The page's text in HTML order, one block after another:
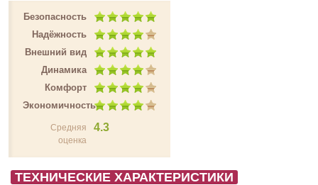
Безопасность
Надёжность
Внешний вид
Динамика
Комфорт
Экономичность
Средняя
оценка
4.3
ТЕХНИЧЕСКИЕ ХАРАКТЕРИСТИКИ